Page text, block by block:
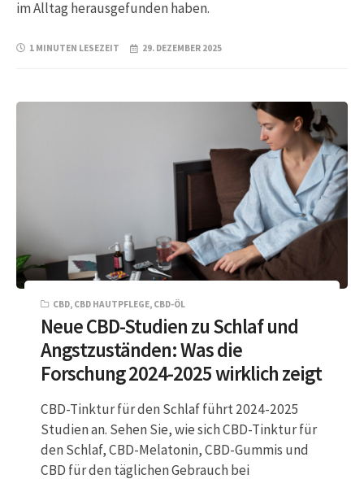
im Alltag herausgefunden haben.
1 MINUTEN LESEZEIT 29. DEZEMBER 2025
CBD, CBD HAUTPFLEGE, CBD-ÖL
Neue CBD-Studien zu Schlaf und
Angstzuständen: Was die
Forschung 2024-2025 wirklich zeigt
CBD-Tinktur für den Schlaf führt 2024-2025
Studien an. Sehen Sie, wie sich CBD-Tinktur für
den Schlaf, CBD-Melatonin, CBD-Gummis und
CBD für den täglichen Gebrauch bei